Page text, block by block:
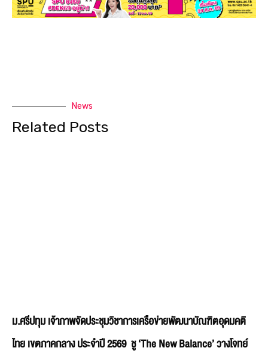
News
Related Posts
ม.ศรีปทุม เจ้าภาพจัดประชุมวิชาการเครือข่ายพัฒนาบัณฑิตอุดมคติ
ไทย เขตภาคกลาง ประจำปี 2569 ชู ‘The New Balance’ วางโจทย์